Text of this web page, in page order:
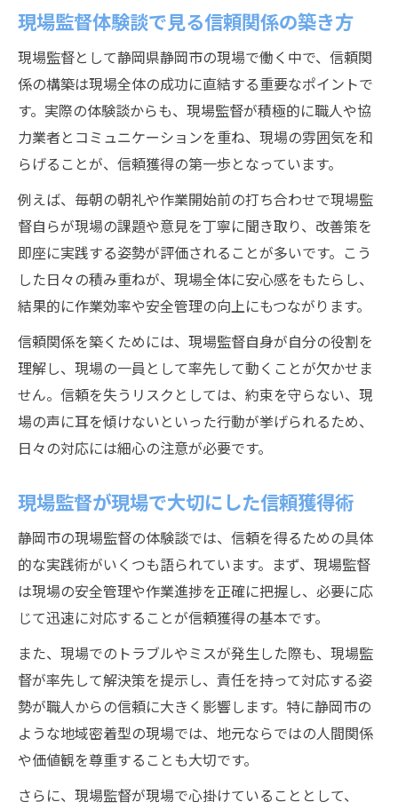
現場監督体験談で見る信頼関係の築き方
現場監督として静岡県静岡市の現場で働く中で、信頼関
係の構築は現場全体の成功に直結する重要なポイントで
す。実際の体験談からも、現場監督が積極的に職人や協
力業者とコミュニケーションを重ね、現場の雰囲気を和
らげることが、信頼獲得の第一歩となっています。
例えば、毎朝の朝礼や作業開始前の打ち合わせで現場監
督自らが現場の課題や意見を丁寧に聞き取り、改善策を
即座に実践する姿勢が評価されることが多いです。こう
した日々の積み重ねが、現場全体に安心感をもたらし、
結果的に作業効率や安全管理の向上にもつながります。
信頼関係を築くためには、現場監督自身が自分の役割を
理解し、現場の一員として率先して動くことが欠かせま
せん。信頼を失うリスクとしては、約束を守らない、現
場の声に耳を傾けないといった行動が挙げられるため、
日々の対応には細心の注意が必要です。
現場監督が現場で大切にした信頼獲得術
静岡市の現場監督の体験談では、信頼を得るための具体
的な実践術がいくつも語られています。まず、現場監督
は現場の安全管理や作業進捗を正確に把握し、必要に応
じて迅速に対応することが信頼獲得の基本です。
また、現場でのトラブルやミスが発生した際も、現場監
督が率先して解決策を提示し、責任を持って対応する姿
勢が職人からの信頼に大きく影響します。特に静岡市の
ような地域密着型の現場では、地元ならではの人間関係
や価値観を尊重することも大切です。
さらに、現場監督が現場で心掛けていることとして、